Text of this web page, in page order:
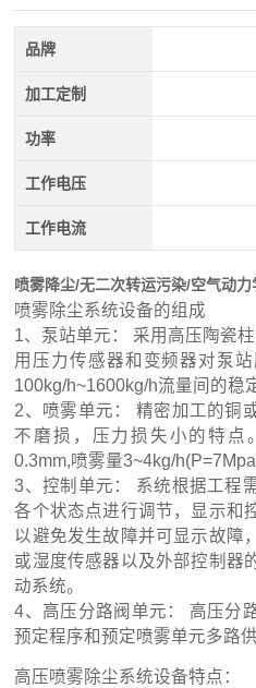
品牌
加工定制
功率
工作电压
工作电流
喷雾降尘/无二次转运污染/空气动力
喷雾除尘系统设备的组成
1、泵站单元： 采用高压陶瓷
用压力传感器和变频器对泵
100kg/h~1600kg/h流量间的稳
2、喷雾单元： 精密加工的铜
不磨损，压力损失小的特点
0.3mm,喷雾量3~4kg/
3、控制单元： 系统根据工程
各个状态点进行调节，显示和
以避免发生故障并可显示故障
或湿度传感器以及外部控制器
动系统。
4、高压分路阀单元： 高压分
预定程序和预定喷雾单元多路
高压喷雾除尘系统设备特点：